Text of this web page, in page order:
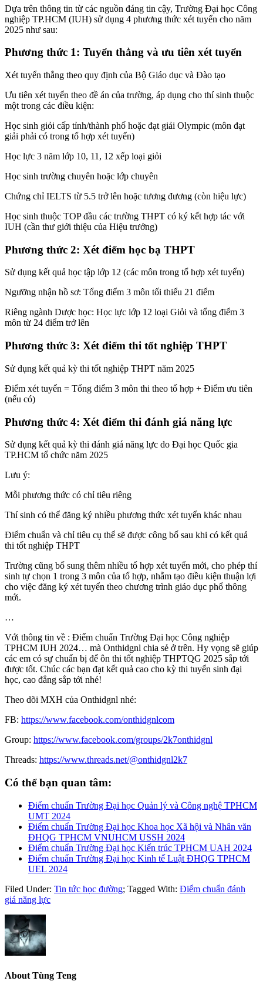
Dựa trên thông tin từ các nguồn đáng tin cậy, Trường Đại học Công
nghiệp TP.HCM (IUH) sử dụng 4 phương thức xét tuyển cho năm
2025 như sau:
Phương thức 1: Tuyển thẳng và ưu tiên xét tuyển
Xét tuyển thẳng theo quy định của Bộ Giáo dục và Đào tạo
Ưu tiên xét tuyển theo đề án của trường, áp dụng cho thí sinh thuộc
một trong các điều kiện:
Học sinh giỏi cấp tỉnh/thành phố hoặc đạt giải Olympic (môn đạt
giải phải có trong tổ hợp xét tuyển)
Học lực 3 năm lớp 10, 11, 12 xếp loại giỏi
Học sinh trường chuyên hoặc lớp chuyên
Chứng chỉ IELTS từ 5.5 trở lên hoặc tương đương (còn hiệu lực)
Học sinh thuộc TOP đầu các trường THPT có ký kết hợp tác với
IUH (cần thư giới thiệu của Hiệu trưởng)
Phương thức 2: Xét điểm học bạ THPT
Sử dụng kết quả học tập lớp 12 (các môn trong tổ hợp xét tuyển)
Ngưỡng nhận hồ sơ: Tổng điểm 3 môn tối thiểu 21 điểm
Riêng ngành Dược học: Học lực lớp 12 loại Giỏi và tổng điểm 3
môn từ 24 điểm trở lên
Phương thức 3: Xét điểm thi tốt nghiệp THPT
Sử dụng kết quả kỳ thi tốt nghiệp THPT năm 2025
Điểm xét tuyển = Tổng điểm 3 môn thi theo tổ hợp + Điểm ưu tiên
(nếu có)
Phương thức 4: Xét điểm thi đánh giá năng lực
Sử dụng kết quả kỳ thi đánh giá năng lực do Đại học Quốc gia
TP.HCM tổ chức năm 2025
Lưu ý:
Mỗi phương thức có chỉ tiêu riêng
Thí sinh có thể đăng ký nhiều phương thức xét tuyển khác nhau
Điểm chuẩn và chỉ tiêu cụ thể sẽ được công bố sau khi có kết quả
thi tốt nghiệp THPT
Trường cũng bổ sung thêm nhiều tổ hợp xét tuyển mới, cho phép thí
sinh tự chọn 1 trong 3 môn của tổ hợp, nhằm tạo điều kiện thuận lợi
cho việc đăng ký xét tuyển theo chương trình giáo dục phổ thông
mới.
…
Với thông tin về : Điểm chuẩn Trường Đại học Công nghiệp
TPHCM IUH 2024… mà Onthidgnl chia sẻ ở trên. Hy vọng sẽ giúp
các em có sự chuẩn bị để ôn thi tốt nghiệp THPTQG 2025 sắp tới
được tốt. Chúc các bạn đạt kết quả cao cho kỳ thi tuyển sinh đại
học, cao đẳng sắp tới nhé!
Theo dõi MXH của Onthidgnl nhé:
FB: https://www.facebook.com/onthidgnlcom
Group: https://www.facebook.com/groups/2k7onthidgnl
Threads: https://www.threads.net/@onthidgnl2k7
Có thể bạn quan tâm:
Điểm chuẩn Trường Đại học Quản lý và Công nghệ TPHCM
UMT 2024
Điểm chuẩn Trường Đại học Khoa học Xã hội và Nhân văn
ĐHQG TPHCM VNUHCM USSH 2024
Điểm chuẩn Trường Đại học Kiến trúc TPHCM UAH 2024
Điểm chuẩn Trường Đại học Kinh tế Luật ĐHQG TPHCM
UEL 2024
Filed Under: Tin tức học đường; Tagged With: Điểm chuẩn đánh
giá năng lực
About Tùng Teng